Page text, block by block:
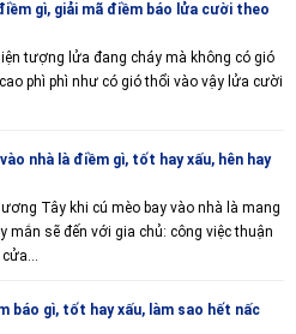
gì, giải mã điềm báo lửa cười theo
tượng lửa đang cháy mà không có gió
phì phì như có gió thổi vào vậy lửa cười
nhà là điềm gì, tốt hay xấu, hên hay
Tây khi cú mèo bay vào nhà là mang
mắn sẽ đến với gia chủ: công việc thuận
báo gì, tốt hay xấu, làm sao hết nấc